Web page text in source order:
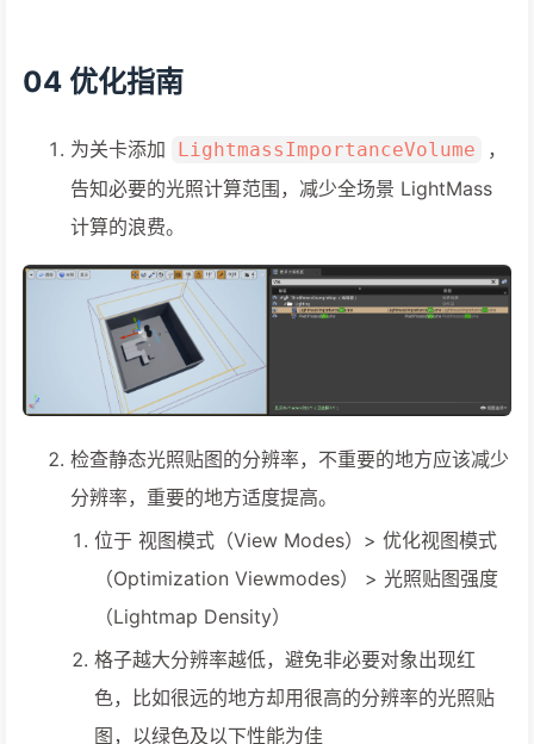
04 优化指南
为关卡添加 LightmassImportanceVolume
，
告知必要的光照计算范围，减少全场景 LightMass
计算的浪费。
检查静态光照贴图的分辨率，不重要的地方应该减少
分辨率，重要的地方适度提高。
位于 视图模式（View Modes）> 优化视图模式
（Optimization Viewmodes） > 光照贴图强度
（Lightmap Density）
格子越大分辨率越低，避免非必要对象出现红
色，比如很远的地方却用很高的分辨率的光照贴
图，以绿色及以下性能为佳